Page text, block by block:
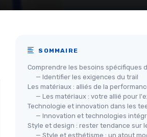
SOMMAIRE
Comprendre les besoins spécifiques
— Identifier les exigences du trail
Les matériaux : alliés de la
— Les matériaux : votre allié pour
Technologie et innovation dans les
— Innovation et technologies
Style et design : rester tendance sur
— Style et esthétisme : un atout